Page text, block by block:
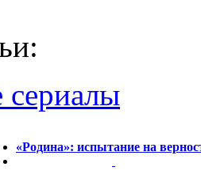
сериалы
«Родина»: испытание на